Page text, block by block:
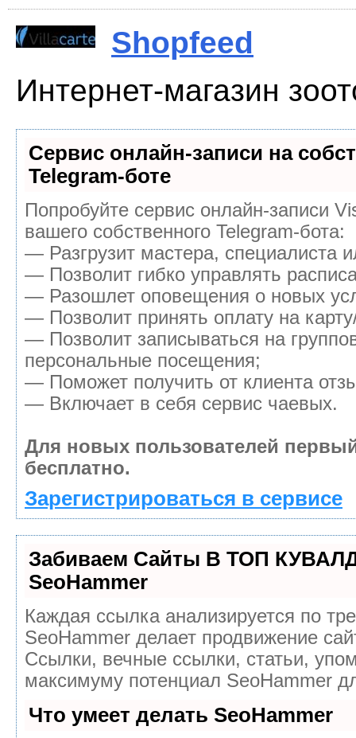
Shopfeed
Интернет-магазин
Сервис онлайн-записи на
Telegram-боте
Попробуйте сервис онлайн-записи
вашего собственного Telegram-бота:
— Разгрузит мастера, специалиста
— Позволит гибко управлять
— Разошлет оповещения о новых
— Позволит принять оплату на
— Позволит записываться на
персональные посещения;
— Поможет получить от клиента
— Включает в себя сервис чаевых.
Для новых пользователей
бесплатно.
Зарегистрироваться в сервисе
Забиваем Сайты В ТОП
SeoHammer
Каждая ссылка анализируется по
SeoHammer делает продвижение
Ссылки, вечные ссылки, статьи,
максимуму потенциал SeoHammer
Что умеет делать SeoHammer